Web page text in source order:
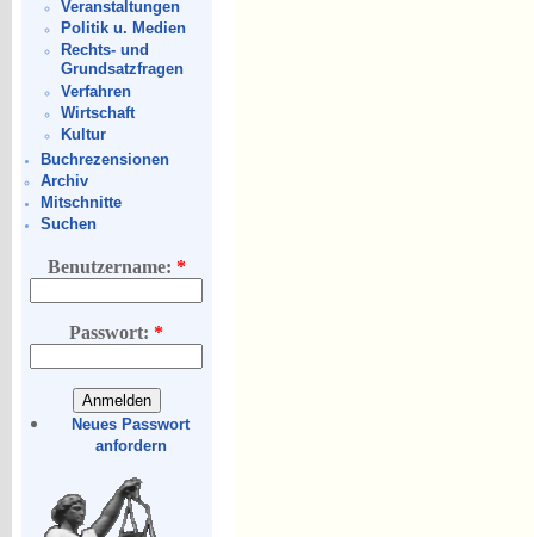
Veranstaltungen
Politik u. Medien
Rechts- und
Grundsatzfragen
Verfahren
Wirtschaft
Kultur
Buchrezensionen
Archiv
Mitschnitte
Suchen
Benutzername: *
Passwort:*
Neues Passwort
anfordern